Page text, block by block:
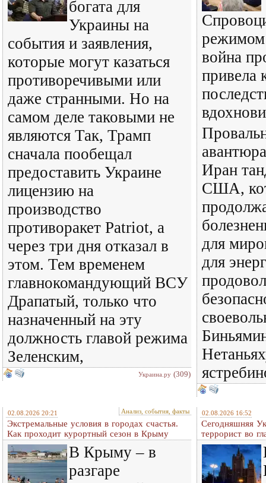
богата для
Украины на
события и заявления,
которые могут казаться
противоречивыми или
даже странными. Но на
самом деле таковыми не
являются Так, Трамп
сначала пообещал
предоставить Украине
лицензию на
производство
противоракет Patriot, а
через три дня отказал в
этом. Тем временем
главнокомандующий ВСУ
Драпатый, только что
назначенный на эту
должность главой режима
Зеленским,
Украина.ру (309)
режимом
война
привела
Иран
США,
для
для
02.08.2026 20:21 Анализ, события, факты
Экстремальные условия в городах счастья.
Как проходит курортный сезон в Крыму
В Крыму – в
разгаре
02.08.2026 16:52
Сегодняшняя
террорист во